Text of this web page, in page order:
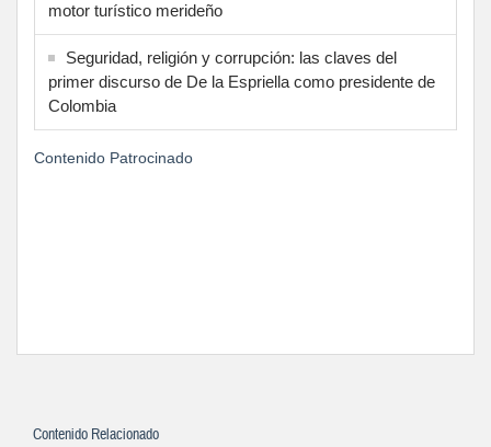
motor turístico merideño
Seguridad, religión y corrupción: las claves del
primer discurso de De la Espriella como presidente de
Colombia
Contenido Patrocinado
Contenido Relacionado